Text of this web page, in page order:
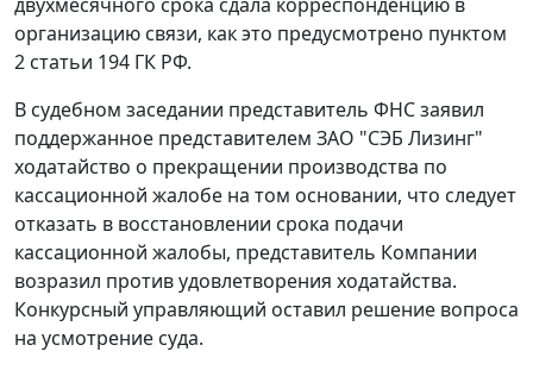
организацию связи, как это предусмотрено пунктом
2 статьи 194 ГК РФ.
В судебном заседании представитель ФНС заявил
поддержанное представителем ЗАО "СЭБ Лизинг"
ходатайство о прекращении производства по
кассационной жалобе на том основании, что следует
отказать в восстановлении срока подачи
кассационной жалобы, представитель Компании
возразил против удовлетворения ходатайства.
Конкурсный управляющий оставил решение вопроса
на усмотрение суда.